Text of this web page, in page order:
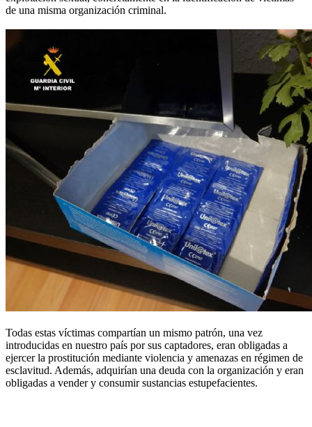
de una misma organización criminal.
Todas estas víctimas compartían un mismo patrón, una vez
introducidas en nuestro país por sus captadores, eran obligadas a
ejercer la prostitución mediante violencia y amenazas en régimen de
esclavitud. Además, adquirían una deuda con la organización y eran
obligadas a vender y consumir sustancias estupefacientes.